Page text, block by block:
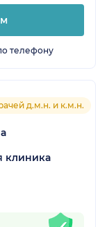
телефону
д.м.н. и к.м.н.
клиника